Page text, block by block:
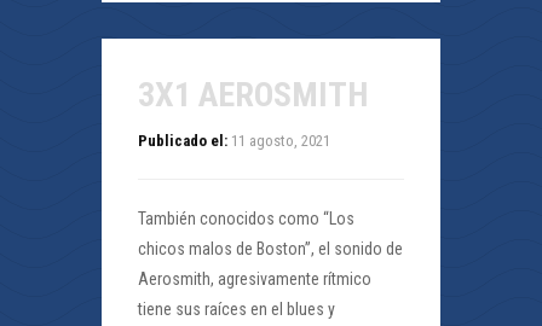
3X1 AEROSMITH
Publicado el: 11 agosto, 2021
También conocidos como “Los
chicos malos de Boston”, el sonido de
Aerosmith, agresivamente rítmico
tiene sus raíces en el blues y